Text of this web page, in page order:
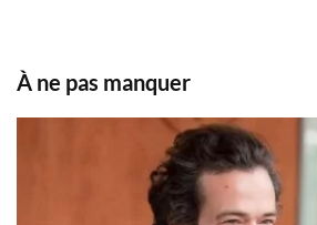
À ne pas manquer